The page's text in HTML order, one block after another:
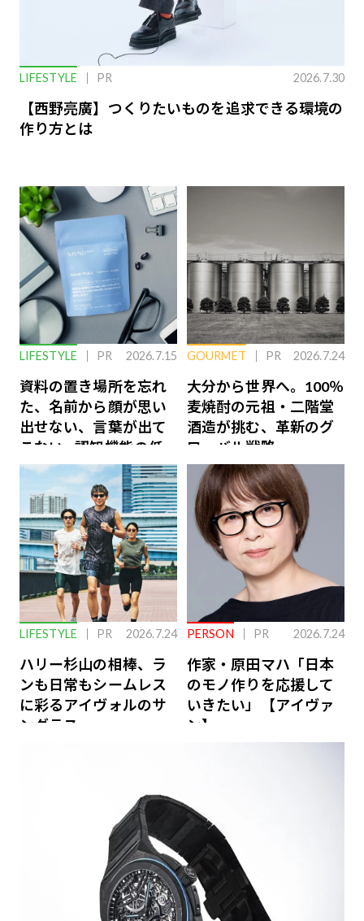
LIFESTYLE PR 2026.7.30
【西野亮廣】つくりたいものを追求できる環境の
作り方とは
LIFESTYLE PR 2026.7.15
資料の置き場所を忘れ
た、名前から顔が思い
出せない、言葉が出て
こない…認知機能の低
下を救う、脳のインナ
ーケアとは
GOURMET PR 2026.7.24
大分から世界へ。100％
麦焼酎の元祖・二階堂
酒造が挑む、革新のグ
ローバル戦略
LIFESTYLE PR 2026.7.24
ハリー杉山の相棒、ラ
ンも日常もシームレス
に彩るアイヴォルのサ
ングラス
PERSON PR 2026.7.24
作家・原田マハ「日本
のモノ作りを応援して
いきたい」【アイヴァ
ン】